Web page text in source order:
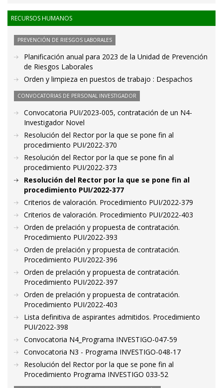
RECURSOS HUMANOS
PREVENCIÓN DE RIESGOS LABORALES
Planificación anual para 2023 de la Unidad de Prevención
de Riesgos Laborales
Orden y limpieza en puestos de trabajo : Despachos
CONVOCATORIAS DE PERSONAL INVESTIGADOR
Convocatoria PUI/2023-005, contratación de un N4-
Investigador Novel
Resolución del Rector por la que se pone fin al
procedimiento PUI/2022-370
Resolución del Rector por la que se pone fin al
procedimiento PUI/2022-373
Resolución del Rector por la que se pone fin al
procedimiento PUI/2022-377
Criterios de valoración. Procedimiento PUI/2022-379
Criterios de valoración. Procedimiento PUI/2022-403
Orden de prelación y propuesta de contratación.
Procedimiento PUI/2022-393
Orden de prelación y propuesta de contratación.
Procedimiento PUI/2022-396
Orden de prelación y propuesta de contratación.
Procedimiento PUI/2022-397
Orden de prelación y propuesta de contratación.
Procedimiento PUI/2022-403
Lista definitiva de aspirantes admitidos. Procedimiento
PUI/2022-398
Convocatoria N4_Programa INVESTIGO-047-59
Convocatoria N3 - Programa INVESTIGO-048-17
Resolución del Rector por la que se pone fin al
Procedimiento Programa INVESTIGO 033-52